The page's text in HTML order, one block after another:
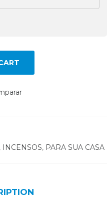
, INCENSOS, PARA SUA CASA